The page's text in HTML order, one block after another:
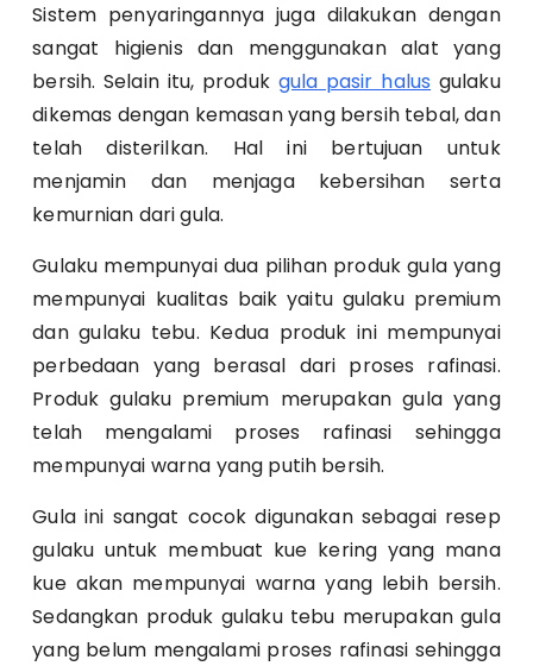
Sistem penyaringannya juga dilakukan dengan
sangat higienis dan menggunakan alat yang
bersih. Selain itu, produk gula pasir halus gulaku
dikemas dengan kemasan yang bersih tebal, dan
telah disterilkan. Hal ini bertujuan untuk
menjamin dan menjaga kebersihan serta
kemurnian dari gula.
Gulaku mempunyai dua pilihan produk gula yang
mempunyai kualitas baik yaitu gulaku premium
dan gulaku tebu. Kedua produk ini mempunyai
perbedaan yang berasal dari proses rafinasi.
Produk gulaku premium merupakan gula yang
telah mengalami proses rafinasi sehingga
mempunyai warna yang putih bersih.
Gula ini sangat cocok digunakan sebagai resep
gulaku untuk membuat kue kering yang mana
kue akan mempunyai warna yang lebih bersih.
Sedangkan produk gulaku tebu merupakan gula
yang belum mengalami proses rafinasi sehingga